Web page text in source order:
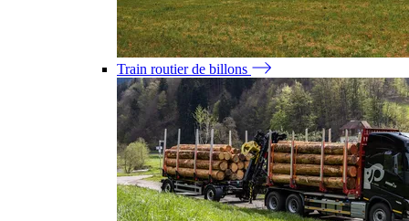
Train routier de billons